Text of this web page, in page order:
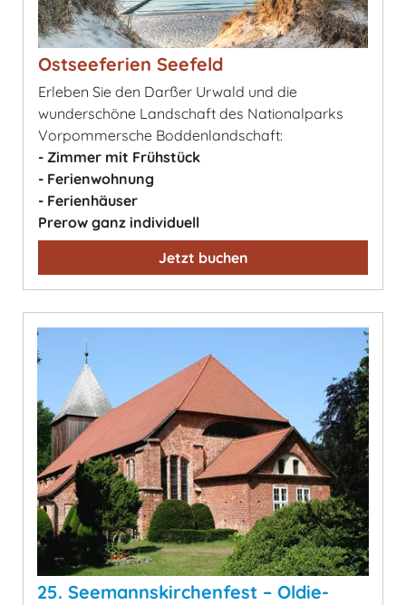
Ostseeferien Seefeld
Erleben Sie den Darßer Urwald und die
wunderschöne Landschaft des Nationalparks
Vorpommersche Boddenlandschaft:
- Zimmer mit Frühstück
- Ferienwohnung
- Ferienhäuser
Prerow ganz individuell
Jetzt buchen
25. Seemannskirchenfest – Oldie-